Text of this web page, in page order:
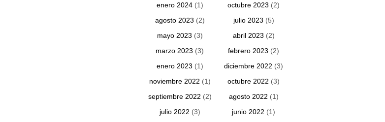
enero 2024(1) octubre 2023 (2)
agosto 2023 (2) julio 2023 (5)
mayo 2023 (3) abril 2023 (2)
marzo 2023 (3) febrero 2023 (2)
enero 2023 (1) diciembre 2022 (3)
noviembre 2022 (1) octubre 2022 (3)
septiembre 2022 (2) agosto 2022 (1)
julio 2022 (3) junio 2022 (1)